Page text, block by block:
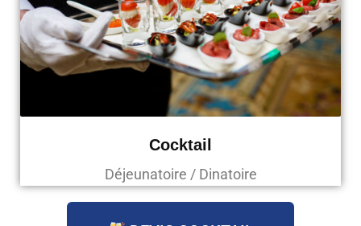
Cocktail
Déjeunatoire / Dinatoire